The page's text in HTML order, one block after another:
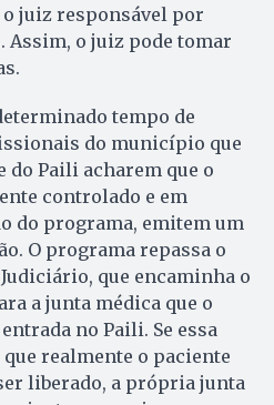
o juiz responsável por
Assim, o juiz pode tomar
tempo de
do município que
do Paili acharem que o
controlado e em
do programa, emitem um
O programa repassa o
que encaminha o
a junta médica que o
no Paili. Se essa
realmente o paciente
liberado, a própria junta